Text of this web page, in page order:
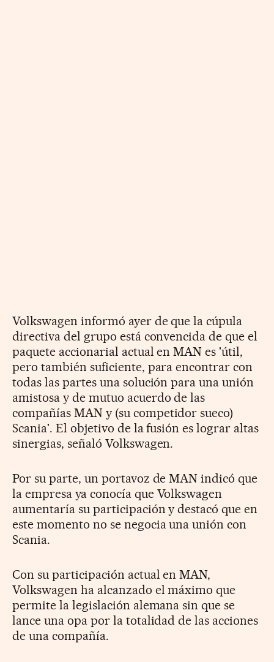
Volkswagen informó ayer de que la cúpula
directiva del grupo está convencida de que el
paquete accionarial actual en MAN es 'útil,
pero también suficiente, para encontrar con
todas las partes una solución para una unión
amistosa y de mutuo acuerdo de las
compañías MAN y (su competidor sueco)
Scania'. El objetivo de la fusión es lograr altas
sinergias, señaló Volkswagen.
Por su parte, un portavoz de MAN indicó que
la empresa ya conocía que Volkswagen
aumentaría su participación y destacó que en
este momento no se negocia una unión con
Scania.
Con su participación actual en MAN,
Volkswagen ha alcanzado el máximo que
permite la legislación alemana sin que se
lance una opa por la totalidad de las acciones
de una compañía.